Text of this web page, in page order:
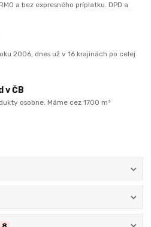
a bez expresného príplatku. DPD a
2006, dnes už v 16 krajinách po celej
v ČB
osobne. Máme cez 1700 m²